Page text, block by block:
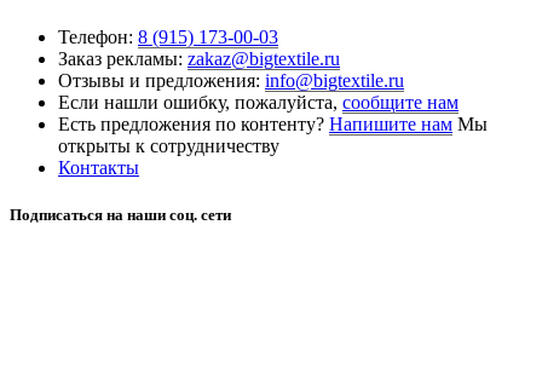
Телефон: 8 (915) 173-00-03
Заказ рекламы: zakaz@bigtextile.ru
Отзывы и предложения: info@bigtextile.ru
Если нашли ошибку, пожалуйста, сообщите нам
Есть предложения по контенту? Напишите нам Мы
открыты к сотрудничеству
Контакты
Подписаться на наши соц. сети